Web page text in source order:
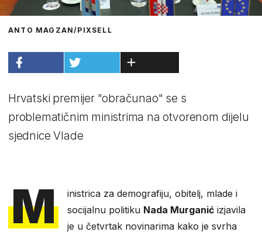
ANTO MAGZAN/PIXSELL
Hrvatski premijer "obračunao" se s
problematičnim ministrima na otvorenom dijelu
sjednice Vlade
M
inistrica za demografiju, obitelj, mlade i
socijalnu politiku Nada Murganić izjavila
je u četvrtak novinarima kako je svrha